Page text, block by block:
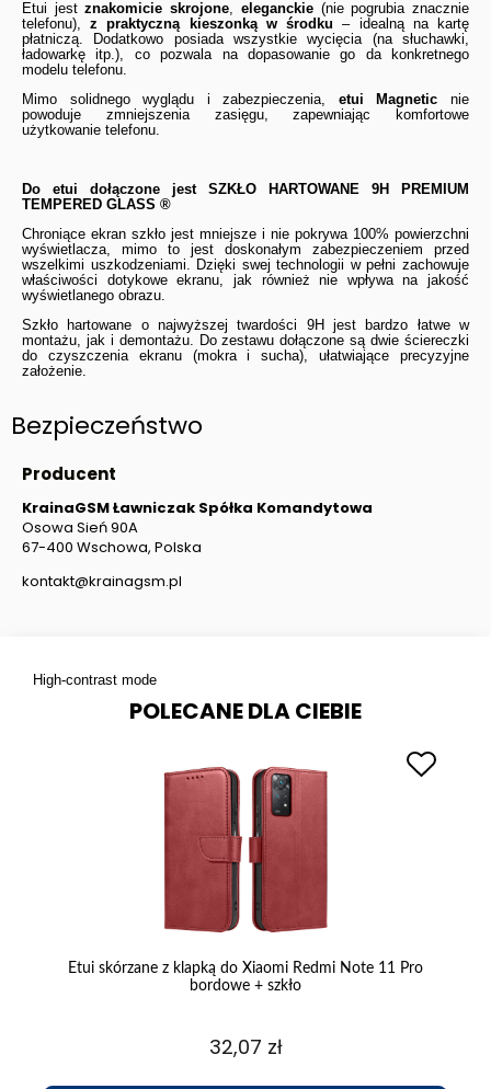
Etui jestznakomicie skrojone, eleganckie(nie pogrubia znacznie
telefonu),z praktyczną kieszonką w środku – idealną na kartę
płatniczą. Dodatkowo posiada wszystkie wycięcia (na słuchawki,
ładowarkę itp.), co pozwala na dopasowanie go da konkretnego
modelu telefonu.
Mimo solidnego wyglądu i zabezpieczenia, etui Magnetic nie
powoduje zmniejszenia zasięgu, zapewniając komfortowe
użytkowanie telefonu.
Do etui dołączone jest SZKŁO HARTOWANE 9H PREMIUM
TEMPERED GLASS ®
Chroniące ekran szkło jest mniejsze i nie pokrywa 100% powierzchni
wyświetlacza, mimo to jest doskonałym zabezpieczeniem przed
wszelkimi uszkodzeniami. Dzięki swej technologii w pełni zachowuje
właściwości dotykowe ekranu, jak również nie wpływa na jakość
wyświetlanego obrazu.
Szkło hartowane o najwyższej twardości 9H jest bardzo łatwe w
montażu, jak i demontażu. Do zestawu dołączone są dwie ściereczki
do czyszczenia ekranu (mokra i sucha), ułatwiające precyzyjne
założenie.
Bezpieczeństwo
Producent
KrainaGSM Ławniczak Spółka Komandytowa
Osowa Sień 90A
67-400 Wschowa, Polska
kontakt@krainagsm.pl
High-contrast mode
POLECANE DLA CIEBIE
Etui skórzane z klapką do Xiaomi Redmi Note 11 Pro
bordowe + szkło
32,07 zł